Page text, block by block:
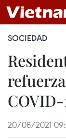
SOCIEDAD
COVID-
20/08/2021